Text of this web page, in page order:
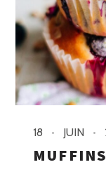
18 JUIN